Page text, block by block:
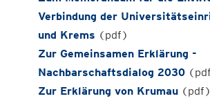
Verbindung der
und Krems (pdf)
Zur Gemeinsamen Erklärung -
Nachbarschaftsdialog 2030
Zur Erklärung von Krumau (pdf)